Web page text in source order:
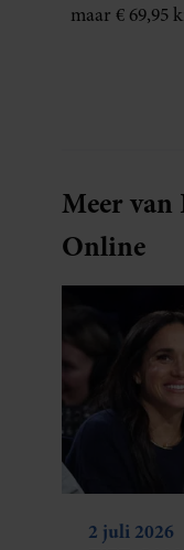
maar € 69,95
Meer van
Online
2 juli 2026